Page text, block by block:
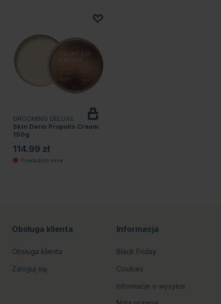
GROOMING DELUXE
Skin Derm Propolis Cream
150g
114.99 zł
Obsługa klienta
Obsługa klienta
Zaloguj się
Informacja
Black Friday
Cookies
Informacje o wysyłce